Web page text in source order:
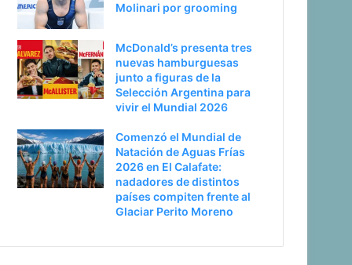
Molinari por grooming
McDonald’s presenta tres
nuevas hamburguesas
junto a figuras de la
Selección Argentina para
vivir el Mundial 2026
Comenzó el Mundial de
Natación de Aguas Frías
2026 en El Calafate:
nadadores de distintos
países compiten frente al
Glaciar Perito Moreno